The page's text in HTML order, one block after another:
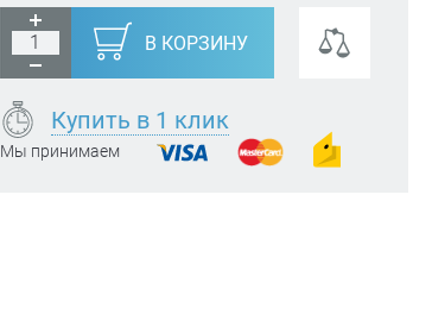
В КОРЗИНУ
Купить в 1 клик
Мы принимаем